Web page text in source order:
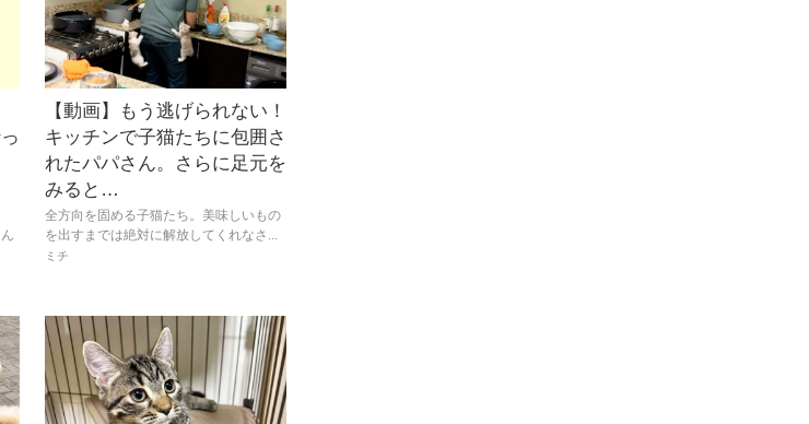
【動画】もう逃げられない！
キッチンで子猫たちに包囲さ
れたパパさん。さらに足元を
みると…
全方向を固める子猫たち。美味しいもの
を出すまでは絶対に解放してくれなさ...
ミチ